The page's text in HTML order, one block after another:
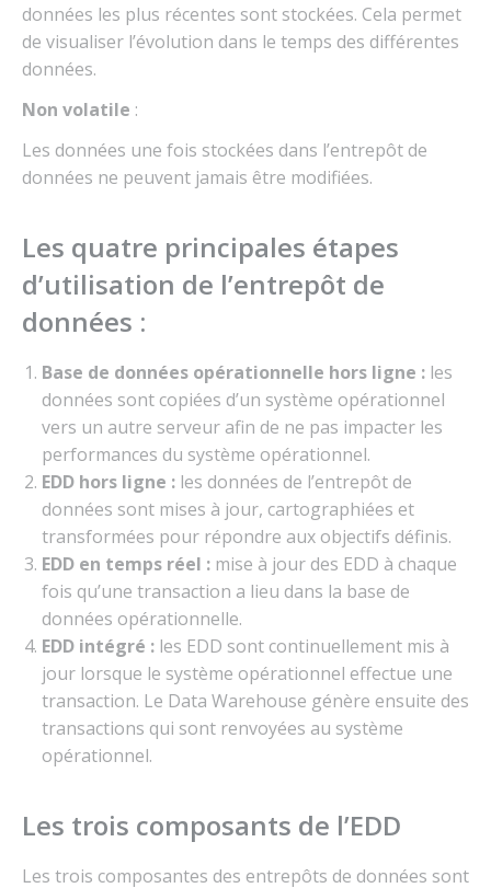
données les plus récentes sont stockées. Cela permet
de visualiser l’évolution dans le temps des différentes
données.
Non volatile :
Les données une fois stockées dans l’entrepôt de
données ne peuvent jamais être modifiées.
Les quatre principales étapes
d’utilisation de l’entrepôt de
données :
Base de données opérationnelle hors ligne : les
données sont copiées d’un système opérationnel
vers un autre serveur afin de ne pas impacter les
performances du système opérationnel.
EDD hors ligne : les données de l’entrepôt de
données sont mises à jour, cartographiées et
transformées pour répondre aux objectifs définis.
EDD en temps réel : mise à jour des EDD à chaque
fois qu’une transaction a lieu dans la base de
données opérationnelle.
EDD intégré : les EDD sont continuellement mis à
jour lorsque le système opérationnel effectue une
transaction. Le Data Warehouse génère ensuite des
transactions qui sont renvoyées au système
opérationnel.
Les trois composants de l’EDD
Les trois composantes des entrepôts de données sont